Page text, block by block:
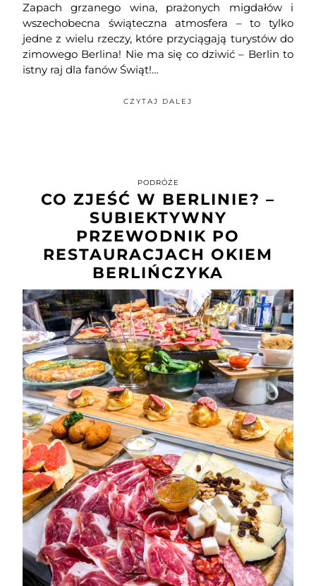
Zapach grzanego wina, prażonych migdałów i
wszechobecna świąteczna atmosfera – to tylko
jedne z wielu rzeczy, które przyciągają turystów do
zimowego Berlina! Nie ma się co dziwić – Berlin to
istny raj dla fanów Świąt!…
CZYTAJ DALEJ
PODRÓŻE
CO ZJEŚĆ W BERLINIE? –
SUBIEKTYWNY
PRZEWODNIK PO
RESTAURACJACH OKIEM
BERLIŃCZYKA